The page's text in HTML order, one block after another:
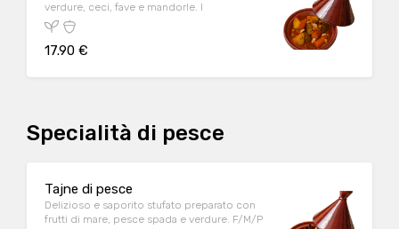
verdure, ceci, fave e mandorle. I
17.90 €
Specialità di pesce
Tajne di pesce
Delizioso e saporito stufato preparato con
frutti di mare, pesce spada e verdure. F/M/P